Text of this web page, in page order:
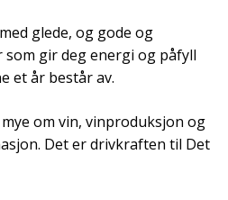
glede, og gode og
gir deg energi og påfyll
et år består av.
om vin, vinproduksjon og
Det er drivkraften til Det